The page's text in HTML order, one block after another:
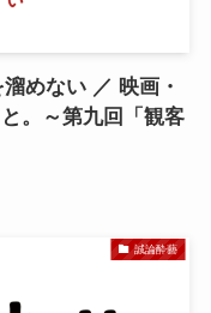
めない ／ 映画・
。～第九回「観客
誠論酔藝